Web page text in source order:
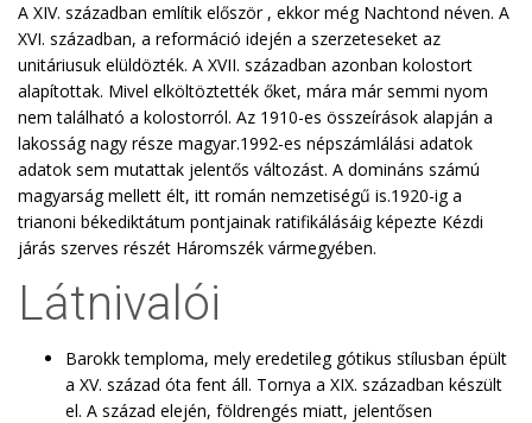
A XIV. században említik először , ekkor még Nachtond néven. A
XVI. században, a reformáció idején a szerzeteseket az
unitáriusuk elüldözték. A XVII. században azonban kolostort
alapítottak. Mivel elköltöztették őket, mára már semmi nyom
nem található a kolostorról. Az 1910-es összeírások alapján a
lakosság nagy része magyar.1992-es népszámlálási adatok
adatok sem mutattak jelentős változást. A domináns számú
magyarság mellett élt, itt román nemzetiségű is.1920-ig a
trianoni békediktátum pontjainak ratifikálásáig képezte Kézdi
járás szerves részét Háromszék vármegyében.
Látnivalói
Barokk temploma, mely eredetileg gótikus stílusban épült
a XV. század óta fent áll. Tornya a XIX. században készült
el. A század elején, földrengés miatt, jelentősen